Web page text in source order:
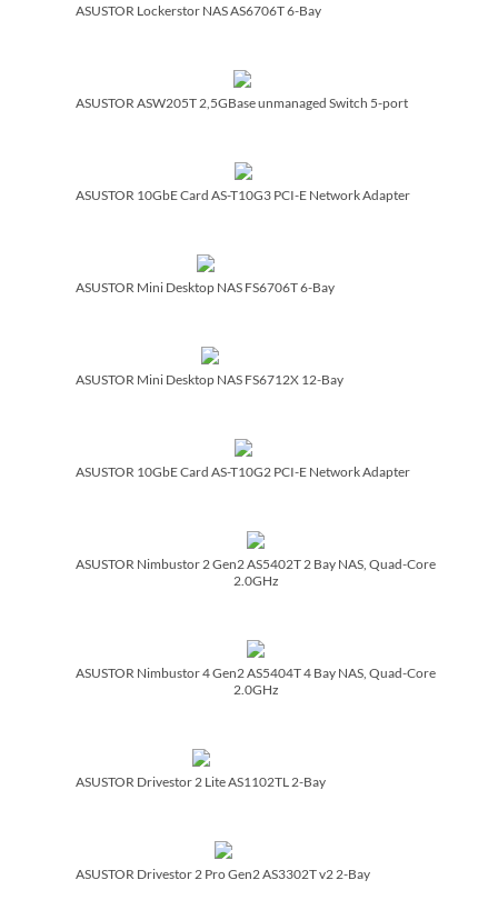
ASUSTOR Lockerstor NAS AS6706T 6-Bay
ASUSTOR ASW205T 2,5GBase unmanaged Switch 5-port
ASUSTOR 10GbE Card AS-T10G3 PCI-E Network Adapter
ASUSTOR Mini Desktop NAS FS6706T 6-Bay
ASUSTOR Mini Desktop NAS FS6712X 12-Bay
ASUSTOR 10GbE Card AS-T10G2 PCI-E Network Adapter
ASUSTOR Nimbustor 2 Gen2 AS5402T 2 Bay NAS, Quad-Core
2.0GHz
ASUSTOR Nimbustor 4 Gen2 AS5404T 4 Bay NAS, Quad-Core
2.0GHz
ASUSTOR Drivestor 2 Lite AS1102TL 2-Bay
ASUSTOR Drivestor 2 Pro Gen2 AS3302T v2 2-Bay